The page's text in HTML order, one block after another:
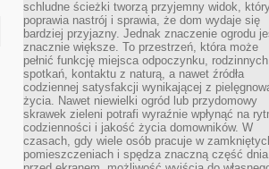
schludne ścieżki tworzą przyjemny widok,
poprawia nastrój i sprawia, że dom wydaje się
bardziej przyjazny. Jednak znaczenie ogrodu
znacznie większe. To przestrzeń, która może
pełnić funkcję miejsca odpoczynku, rodzinnych
spotkań, kontaktu z naturą, a nawet źródła
codziennej satysfakcji wynikającej z
życia. Nawet niewielki ogród lub przydomowy
skrawek zieleni potrafi wyraźnie wpłynąć na
codzienności i jakość życia domowników. W
czasach, gdy wiele osób pracuje w
pomieszczeniach i spędza znaczną część dnia